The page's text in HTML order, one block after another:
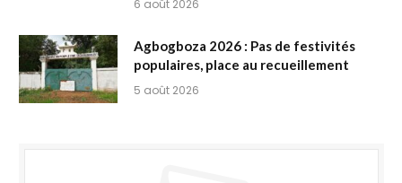
6 août 2026
Agbogboza 2026 : Pas de festivités
populaires, place au recueillement
5 août 2026